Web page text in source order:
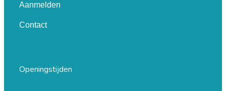
Aanmelden
Contact
Openingstijden